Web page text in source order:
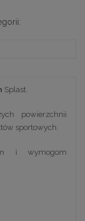
Splast.
powierzchnii
sportowych.
i wymogom